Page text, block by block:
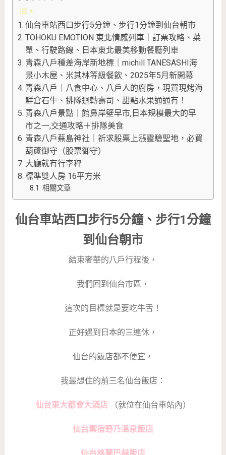
仙台車站西口步行5分鐘、步行1分鐘到仙台朝市
TOHOKU EMOTION 東北情感列車｜訂票攻略、菜
單、行駛路線、日本東北最美移動餐廳列車
青森八戶種差海岸新地標｜michill TANESASHI海
景小木屋、米其林等級餐飲、2025年5月新開幕
青森八戶｜八食中心、八戶人的廚房，現買現烤海
鮮倉石牛、排隊迴轉壽司、甜點水果通通有！
青森八戶景點｜館鼻岸壁早市,日本規模最大的早
市之一,交通攻略＋排隊美食
青森八戶蕪島神社｜祈求股票上漲靈驗聖地，必買
葫蘆御守（股票御守）
大廳就有行李秤
標準雙人房 16平方米
相關文章
仙台車站西口步行5分鐘、步行1分鐘
到仙台朝市
結束奢華的八戶行程後，
我們回到仙台市區，
這次的目標就是要吃牛舌！
正好遇到日本的三連休，
仙台的飯店都不便宜，
我最想住的前三名仙台飯店：
仙台東大都會大酒店 （就位在仙台車站內）
仙台禦宿野乃溫泉飯店
仙台格蘭巴赫飯店